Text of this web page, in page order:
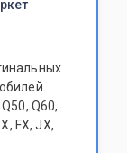
Q60,
FX, JX,